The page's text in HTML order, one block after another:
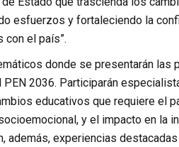
esfuerzos y fortaleciendo la
el país”.
donde se presentarán
2036. Participarán
educativos que requiere el
y el impacto en la
además, experiencias